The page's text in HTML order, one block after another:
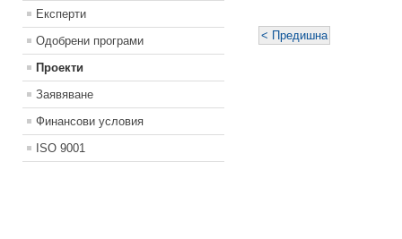
Експерти
Одобрени програми
Проекти
Заявяване
Финансови условия
ISO 9001
< Предишна